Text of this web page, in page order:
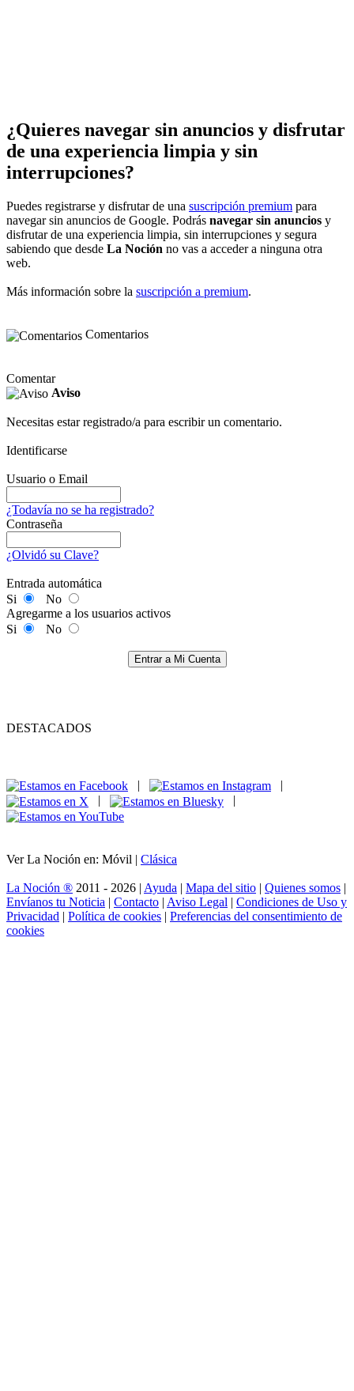
¿Quieres navegar sin anuncios y disfrutar
de una experiencia limpia y sin
interrupciones?
Puedes registrarse y disfrutar de una suscripción premium para
navegar sin anuncios de Google. Podrás navegar sin anuncios y
disfrutar de una experiencia limpia, sin interrupciones y segura
sabiendo que desde La Noción no vas a acceder a ninguna otra
web.
Más información sobre la suscripción a premium.
Comentarios
Comentar
Aviso
Necesitas estar registrado/a para escribir un comentario.
Identificarse
Usuario o Email
¿Todavía no se ha registrado?
Contraseña
¿Olvidó su Clave?
Entrada automática
Si
No
Agregarme a los usuarios activos
Si
No
Entrar a Mi Cuenta
DESTACADOS
|
|
|
|
Ver La Noción en: Móvil | Clásica
La Noción ® 2011 - 2026 | Ayuda | Mapa del sitio | Quienes somos |
Envíanos tu Noticia | Contacto | Aviso Legal | Condiciones de Uso y
Privacidad | Política de cookies | Preferencias del consentimiento de
cookies